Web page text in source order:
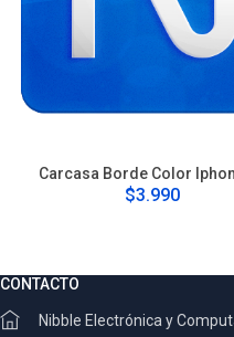
Carcasa Borde Color
$3.990
CONTACTO
Nibble Electrónica y